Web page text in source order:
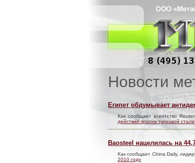
Новости
Египет обдумывает
Как сообщает агентство
действия против турецкой стали
Baosteel нацелилась на
Как сообщает China Daily,
2010 году